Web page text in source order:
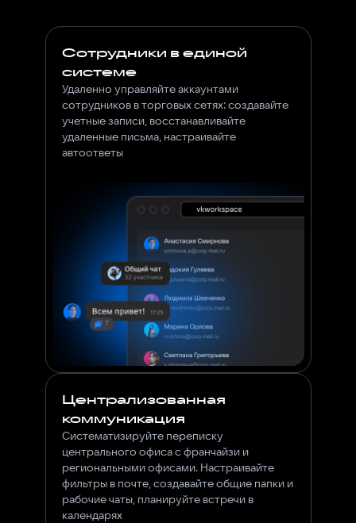
Сотрудники в единой
системе
Удаленно управляйте аккаунтами
сотрудников в торговых сетях: создавайте
учетные записи, восстанавливайте
удаленные письма, настраивайте
автоответы
Централизованная
коммуникация
Систематизируйте переписку
центрального офиса с франчайзи и
региональными офисами. Настраивайте
фильтры в почте, создавайте общие папки и
рабочие чаты, планируйте встречи в
календарях